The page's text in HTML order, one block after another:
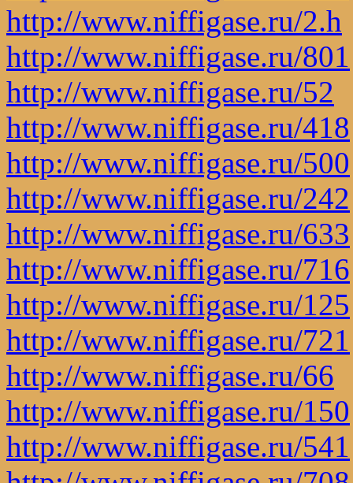
http://www.niffigase.ru/2.h
http://www.niffigase.ru/801
http://www.niffigase.ru/52
http://www.niffigase.ru/418
http://www.niffigase.ru/500
http://www.niffigase.ru/242
http://www.niffigase.ru/633
http://www.niffigase.ru/716
http://www.niffigase.ru/125
http://www.niffigase.ru/721
http://www.niffigase.ru/66
http://www.niffigase.ru/150
http://www.niffigase.ru/541